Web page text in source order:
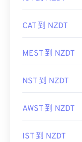
CAT 到 NZDT
MEST 到 NZDT
NST 到 NZDT
AWST 到 NZDT
IST 到 NZDT